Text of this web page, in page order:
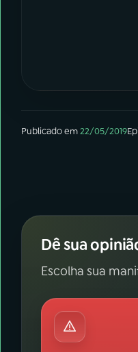
Publicado em22/05/2019
Dê sua
Escolha sua